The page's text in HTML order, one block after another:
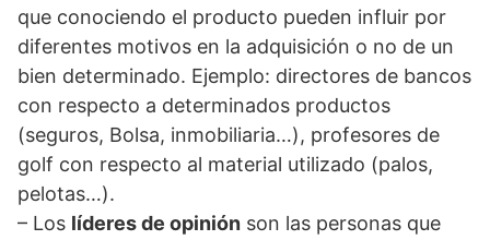
que conociendo el producto pueden influir por
diferentes motivos en la adquisición o no de un
bien determinado. Ejemplo: directores de bancos
con respecto a determinados productos
(seguros, Bolsa, inmobiliaria…), profesores de
golf con respecto al material utilizado (palos,
pelotas…).
– Los líderes de opinión son las personas que